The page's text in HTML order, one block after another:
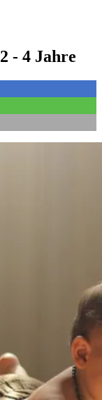
- 4 Jahre